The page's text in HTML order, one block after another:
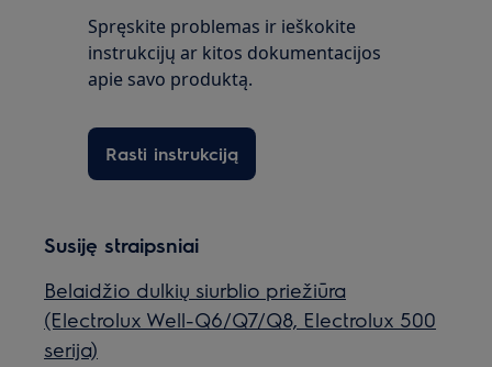
Spręskite problemas ir ieškokite
instrukcijų ar kitos dokumentacijos
apie savo produktą.
Rasti instrukciją
Susiję straipsniai
Belaidžio dulkių siurblio priežiūra
(Electrolux Well-Q6/Q7/Q8, Electrolux 500
serija)